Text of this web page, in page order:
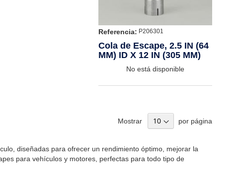
Referencia: P206301
Cola de Escape, 2.5 IN (64
MM) ID X 12 IN (305 MM)
No está disponible
Mostrar por página
diseñadas para ofrecer un rendimiento óptimo, mejorar la
para vehículos y motores, perfectas para todo tipo de